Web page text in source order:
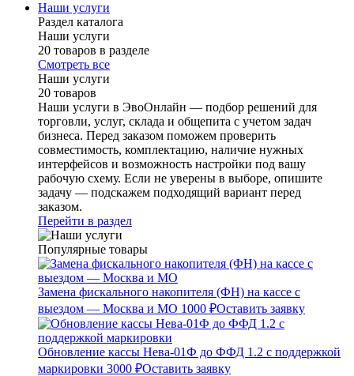
Наши услуги
Раздел каталога
Наши услуги
20 товаров в разделе
Смотреть все
Наши услуги
20 товаров
Наши услуги в ЭвоОнлайн — подбор решений для
торговли, услуг, склада и общепита с учетом задач
бизнеса. Перед заказом поможем проверить
совместимость, комплектацию, наличие нужных
интерфейсов и возможность настройки под вашу
рабочую схему. Если не уверены в выборе, опишите
задачу — подскажем подходящий вариант перед
заказом.
Перейти в раздел
Популярные товары
Замена фискального накопителя (ФН) на кассе с
выездом — Москва и МО 1000 ₽Оставить заявку
Обновление кассы Нева-01Ф до ФФД 1.2 с поддержкой
маркировки 3000 ₽Оставить заявку